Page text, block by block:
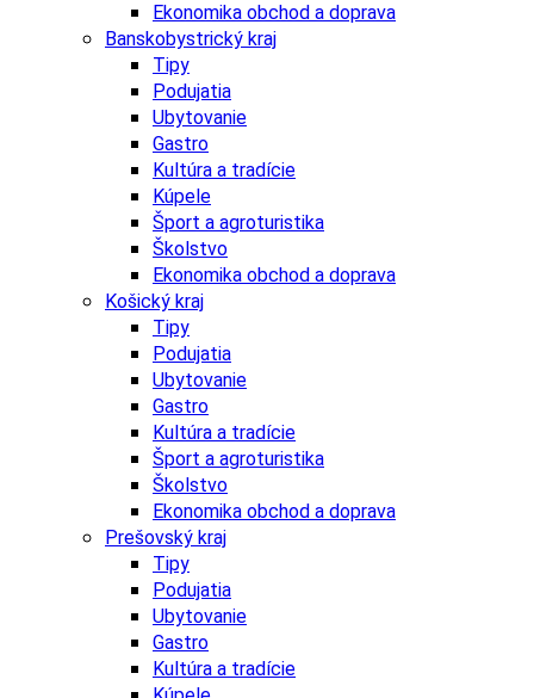
Ekonomika obchod a doprava
Banskobystrický kraj
Tipy
Podujatia
Ubytovanie
Gastro
Kultúra a tradície
Kúpele
Šport a agroturistika
Školstvo
Ekonomika obchod a doprava
Košický kraj
Tipy
Podujatia
Ubytovanie
Gastro
Kultúra a tradície
Šport a agroturistika
Školstvo
Ekonomika obchod a doprava
Prešovský kraj
Tipy
Podujatia
Ubytovanie
Gastro
Kultúra a tradície